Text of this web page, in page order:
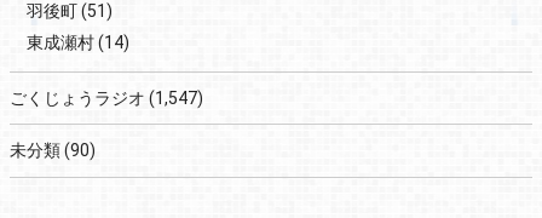
羽後町(51)
東成瀬村(14)
ごくじょうラジオ (1,547)
未分類(90)